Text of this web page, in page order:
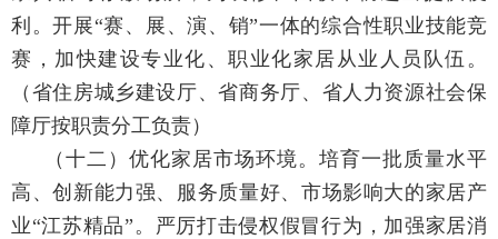
利。开展“赛、展、演、销”一体的综合性职业技能竞
赛，加快建设专业化、职业化家居从业人员队伍。
（省住房城乡建设厅、省商务厅、省人力资源社会保
障厅按职责分工负责）
（十二）优化家居市场环境。 培育一批质量水平
高、创新能力强、服务质量好、市场影响大的家居产
业“江苏精品”。严厉打击侵权假冒行为，加强家居消